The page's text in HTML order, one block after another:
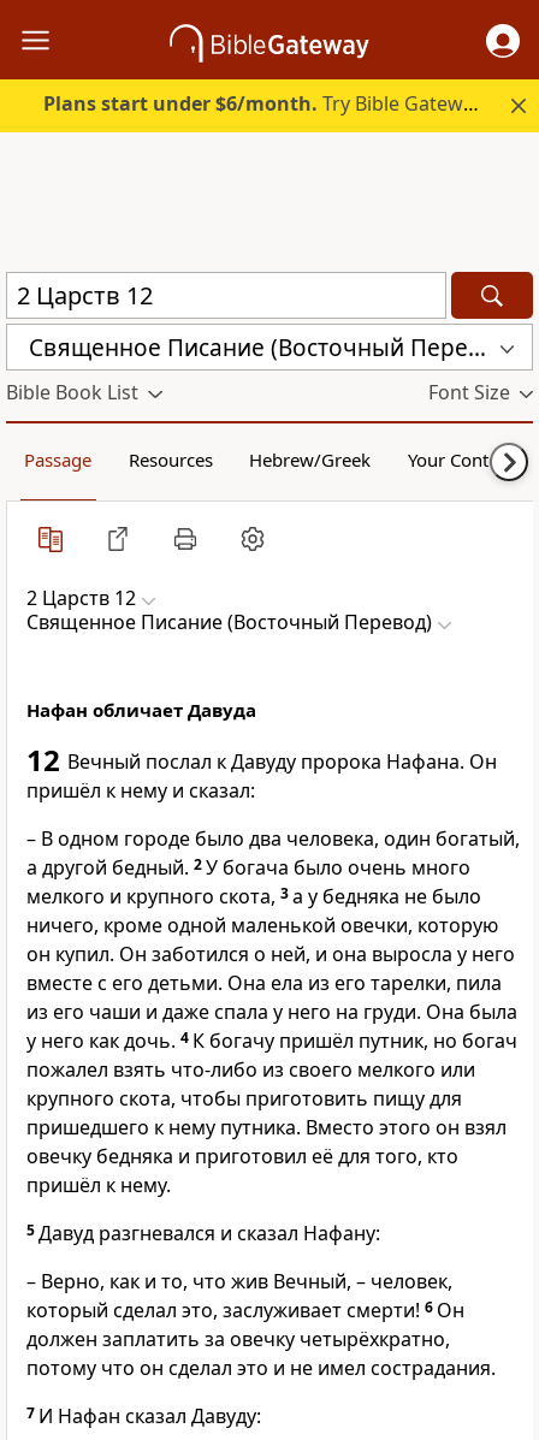
Plans start under $6/month. Try Bible Gateway Plus.
Священное Писание (Восточный Перевод) (CARS)
Bible Book List Font Size
Passage Resources Hebrew/Greek Your Content
2 Царств 12
Священное Писание (Восточный Перевод)
Нафан обличает Давуда
12 Вечный послал к Давуду пророка Нафана. Он
пришёл к нему и сказал:
– В одном городе было два человека, один богатый,
а другой бедный. 2У богача было очень много
мелкого и крупного скота, 3а у бедняка не было
ничего, кроме одной маленькой овечки, которую
он купил. Он заботился о ней, и она выросла у него
вместе с его детьми. Она ела из его тарелки, пила
из его чаши и даже спала у него на груди. Она была
у него как дочь. 4 К богачу пришёл путник, но богач
пожалел взять что-либо из своего мелкого или
крупного скота, чтобы приготовить пищу для
пришедшего к нему путника. Вместо этого он взял
овечку бедняка и приготовил её для того, кто
пришёл к нему.
5Давуд разгневался и сказал Нафану:
– Верно, как и то, что жив Вечный, – человек,
который сделал это, заслуживает смерти! 6 Он
должен заплатить за овечку четырёхкратно,
потому что он сделал это и не имел сострадания.
7 И Нафан сказал Давуду: